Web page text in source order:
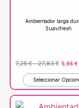
Ambientador larga
Suavifresh
7,26€ -27,83€ 5,66 €
Seleccionar